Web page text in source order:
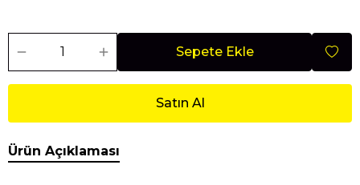
Sepete Ekle
Satın Al
Ürün Açıklaması